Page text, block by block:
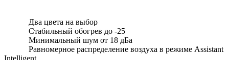
Два цвета на выбор
Стабильный обогрев до -25
Минимальный шум от 18 дБа
Равномерное распределение воздуха в режиме Assistant
Intelligent